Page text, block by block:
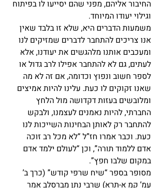
החיבור אליהם, מפני שהם יסייעו לו בפיתוח
וגילוי יעודו המיוחד.
משמעות הדברים היא, שלא זו בלבד שאין
אנו צריכים להתחבר לדברים שמזיקים לנו
ומעכבים אותנו מלהגשים את יעודנו, אלא
לעתים, גם לא להתחבר אפילו לרב גדול או
לספר חשוב ונפוץ וכדומה, אם זה לא מה
שאנו זקוקים לו כעת. עלינו להיות אמיצים
ומלובשים בעזות דקדושה מול הלחץ
החברתי, להיות נאמנים לעצמנו, ולבקש
להתחבר רק לאותן הבחינות השייכות לנו
כעת. וכבר אמרו חז”ל “לא מכל רב זוכה
אדם ללמוד תורה”, וכן “לעולם ילמד אדם
במקום שלבו חפץ”.
מסופר בספר “שיח שרפי קודש” (כרך ב’
עמ’ קמ א-תרא) שרבי נתן מברסלב אמר